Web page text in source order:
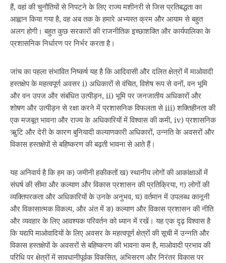
हैं, वहां की चुनौतियों से निपटने के लिए राज्य मशीनरी से जिस प्रतिबद्धता का
आह्वान किया गया है, वह अब तक के हमारे अभ्यस्त क्रम और आयाम से बहुत
अलग होगी। बहुत कुछ सरकारों की राजनीतिक इच्छाशक्ति और कार्यपालिका के
प्रशासनिक निर्धारण पर निर्भर करता है।
जांच का पहला संभावित निष्कर्ष यह है कि आदिवासी और दलित क्षेत्रों में माओवादी
हस्तक्षेप के महत्वपूर्ण अवसर i) अधिकारों से वंचित, विशेष रूप से वनों, वन भूमि
और वन उपज और संबंधित उत्पीड़न, ii) भूमि पर जनजातीय अधिकारों और
शोषण और उत्पीड़न से रक्षा करने में प्रशासनिक विफलता से iii) शक्तिहीनता की
एक मजबूत भावना और राज्य के अधिकारियों में विश्वास की कमी, iv) प्रशासनिक
ऋुटि और देरी के कारण बुनियादी कल्याणकारी अधिकारों, उन्नति के अवसरों और
विकास हस्तक्षेपों से बहिष्करण की बढ़ती भावना से आते हैं।
यह अनिवार्य है कि हम क) जमीनी हकीकतों ख) स्थानीय लोगों की आकांक्षाओं में
संघर्ष की सीमा और कल्याण और विकास प्रशासन की प्रतिक्रिया, ग) लोगों की
व्यक्तिपरकता और अधिकारियों के उनके अनुभव, घ) वर्तमान में उपलब्ध कानूनी
और विकासात्मक विकल्प, और अंत में ङ) कल्याण और विकास प्रशासन की नीति
और व्यवहार के लिए आवश्यक परिवर्तन को ध्यान में रखें। यह एक दृढ़ विश्वास है
कि यद्यपि माओवादियों के लिए अवसर के महत्वपूर्ण क्षेत्रों की सूची में उन्नति और
विकास हस्तक्षेपों के अवसरों से बहिष्करण की भावना कम है, माओवादी प्रभाव की
परिधि पर क्षेत्रों में सावधानीपूर्वक विकसित, अभिसरण और निरंतर विकास पर